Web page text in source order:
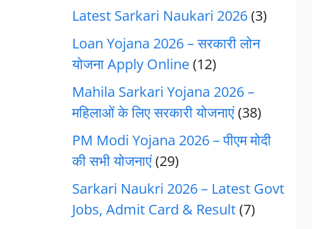
Latest Sarkari Naukari 2026(3)
Loan Yojana 2026 – सरकारी लोन
योजना Apply Online(12)
Mahila Sarkari Yojana 2026 –
महिलाओं के लिए सरकारी योजनाएं(38)
PM Modi Yojana 2026 – पीएम मोदी
की सभी योजनाएं(29)
Sarkari Naukri 2026 – Latest Govt
Jobs, Admit Card & Result(7)